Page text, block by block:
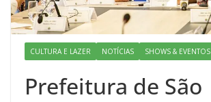
CULTURA E LAZER NOTÍCIAS SHOWS & EVENTOS
Prefeitura de São